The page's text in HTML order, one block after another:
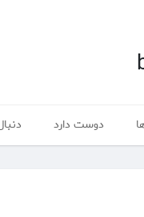
دوست دارد